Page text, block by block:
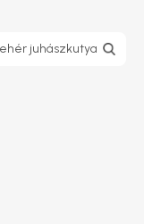
juhászkutya